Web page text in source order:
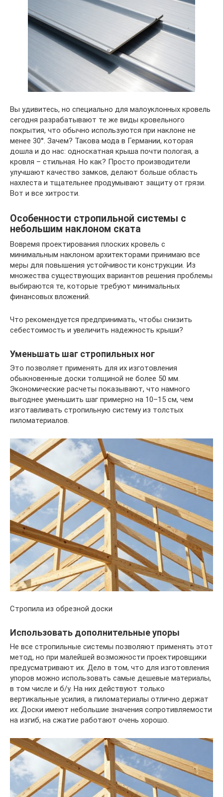
Вы удивитесь, но специально для малоуклонных кровель
сегодня разрабатывают те же виды кровельного
покрытия, что обычно используются при наклоне не
менее 30°. Зачем? Такова мода в Германии, которая
дошла и до нас: односкатная крыша почти пологая, а
кровля – стильная. Но как? Просто производители
улучшают качество замков, делают больше область
нахлеста и тщательнее продумывают защиту от грязи.
Вот и все хитрости.
Особенности стропильной системы с
небольшим наклоном ската
Вовремя проектирования плоских кровель с
минимальным наклоном архитекторами принимаю все
меры для повышения устойчивости конструкции. Из
множества существующих вариантов решения проблемы
выбираются те, которые требуют минимальных
финансовых вложений.
Что рекомендуется предпринимать, чтобы снизить
себестоимость и увеличить надежность крыши?
Уменьшать шаг стропильных ног
Это позволяет применять для их изготовления
обыкновенные доски толщиной не более 50 мм.
Экономические расчеты показывают, что намного
выгоднее уменьшить шаг примерно на 10–15 см, чем
изготавливать стропильную систему из толстых
пиломатериалов.
Стропила из обрезной доски
Использовать дополнительные упоры
Не все стропильные системы позволяют применять этот
метод, но при малейшей возможности проектировщики
предусматривают их. Дело в том, что для изготовления
упоров можно использовать самые дешевые материалы,
в том числе и б/у. На них действуют только
вертикальные усилия, а пиломатериалы отлично держат
их. Доски имеют небольшие значения сопротивляемости
на изгиб, на сжатие работают очень хорошо.